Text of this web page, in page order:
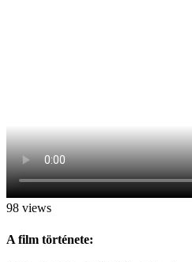
98 views
A film története: